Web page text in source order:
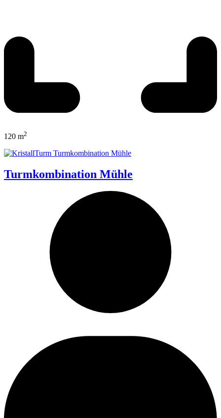
120 m2
Turmkombination Mühle